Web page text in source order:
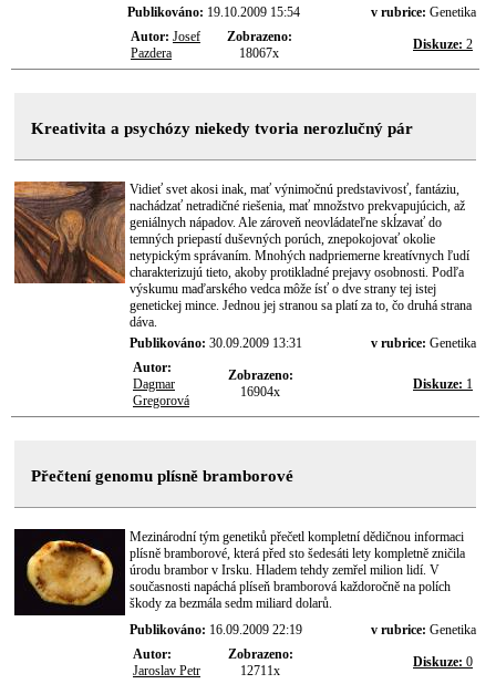
Publikováno: 19.10.2009 15:54 v rubrice: Genetika
Autor: Josef
Pazdera
Zobrazeno:
18067x
Diskuze: 2
Kreativita a psychózy niekedy tvoria nerozlučný pár
Vidieť svet akosi inak, mať výnimočnú predstavivosť, fantáziu,
nachádzať netradičné riešenia, mať množstvo prekvapujúcich, až
geniálnych nápadov. Ale zároveň neovládateľne skĺzavať do
temných priepastí duševných porúch, znepokojovať okolie
netypickým správaním. Mnohých nadpriemerne kreatívnych ľudí
charakterizujú tieto, akoby protikladné prejavy osobnosti. Podľa
výskumu maďarského vedca môže ísť o dve strany tej istej
genetickej mince. Jednou jej stranou sa platí za to, čo druhá strana
dáva.
Publikováno: 30.09.2009 13:31 v rubrice: Genetika
Autor:
Dagmar
Gregorová
Zobrazeno:
16904x
Diskuze: 1
Přečtení genomu plísně bramborové
Mezinárodní tým genetiků přečetl kompletní dědičnou informaci
plísně bramborové, která před sto šedesáti lety kompletně zničila
úrodu brambor v Irsku. Hladem tehdy zemřel milion lidí. V
současnosti napáchá plíseň bramborová každoročně na polích
škody za bezmála sedm miliard dolarů.
Publikováno: 16.09.2009 22:19 v rubrice: Genetika
Autor:
Jaroslav Petr
Zobrazeno:
12711x
Diskuze: 0